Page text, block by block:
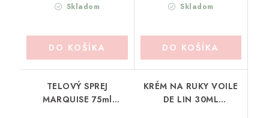
Skladom
DO KOŠÍKA
Skladom
DO KOŠÍKA
TELOVÝ SPREJ
MARQUISE 75ml
KRÉM NA RUKY VOILE
DE LIN 30ML